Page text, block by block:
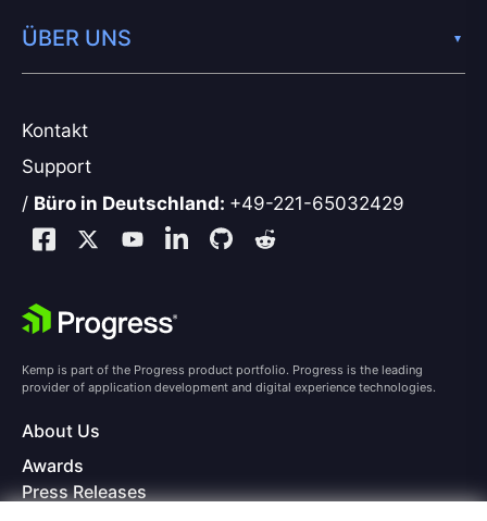
Kontakt
Support
/ Büro in Deutschland: +49-221-65032429
ÜBER UNS
Kemp is part of the Progress product portfolio. Progress is the leading
provider of application development and digital experience technologies.
About Us
Awards
Press Releases